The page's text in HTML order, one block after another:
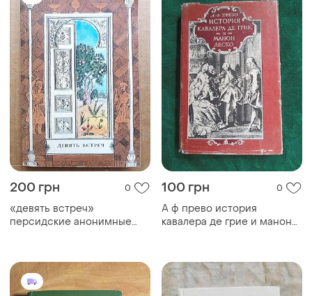
200 грн 0
«девять встреч»
персидские анонимные
100 грн 0
А ф прево история
кавалера де грие и манон